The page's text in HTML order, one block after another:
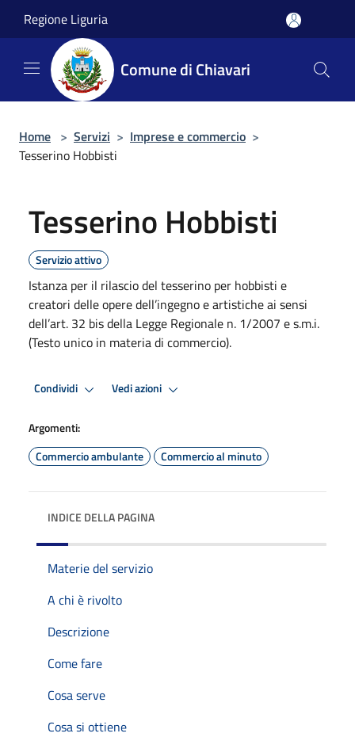
Regione Liguria
Comune di Chiavari
Home > Servizi > Imprese e commercio >
Tesserino Hobbisti
Tesserino Hobbisti
Servizio attivo
Istanza per il rilascio del tesserino per hobbisti e
creatori delle opere dell’ingegno e artistiche ai sensi
dell’art. 32 bis della Legge Regionale n. 1/2007 e s.m.i.
(Testo unico in materia di commercio).
Condividi Vedi azioni
Argomenti:
Commercio ambulante
Commercio al minuto
INDICE DELLA PAGINA
Materie del servizio
A chi è rivolto
Descrizione
Come fare
Cosa serve
Cosa si ottiene